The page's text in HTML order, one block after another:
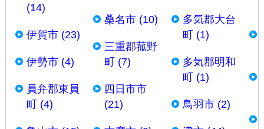
(14)
伊賀市 (23)
伊勢市 (4)
員弁郡東員
町 (4)
桑名市 (10)
三重郡菰野
町 (7)
四日市市
(21)
多気郡大台
町 (1)
多気郡明和
町 (1)
鳥羽市 (2)